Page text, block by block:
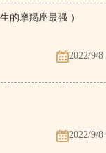
的摩羯座最强 ）
2022/9/8
2022/9/8